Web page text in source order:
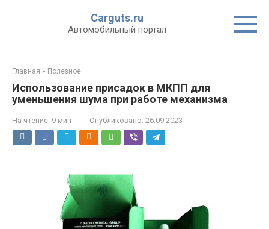
Carguts.ru
Автомобильный портал
Главная » Полезное
Использование присадок в МКПП для
уменьшения шума при работе механизма
На чтение: 9 мин Опубликовано: 26.09.2023